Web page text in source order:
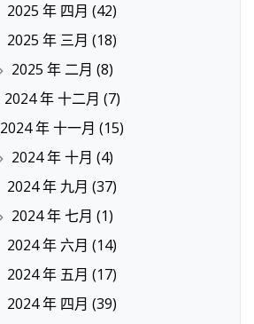
2025 年 四月 (42)
2025 年 三月 (18)
2025 年 二月 (8)
2024 年 十二月 (7)
2024 年 十一月 (15)
2024 年 十月 (4)
2024 年 九月 (37)
2024 年 七月 (1)
2024 年 六月 (14)
2024 年 五月 (17)
2024 年 四月 (39)